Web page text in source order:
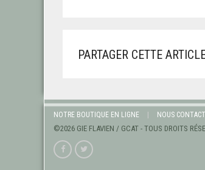
PARTAGER CETTE
NOTRE BOUTIQUE EN LIGNE NOUS
©2026 GIE FLAVIEN / GCAT - TOUS DROITS